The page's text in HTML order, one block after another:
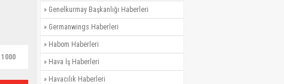
1000
» Genelkurmay Başkanlığı Haberleri
» Germanwings Haberleri
» Habom Haberleri
» Hava İş Haberleri
» Havacılık Haberleri